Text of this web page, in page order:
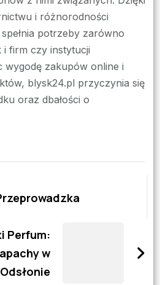
i różnorodności
potrzeby zarówno
firm czy instytucji
wygodę zakupów online i
blysk24.pl przyczynia się
oraz dbałości o
Perfum:
w